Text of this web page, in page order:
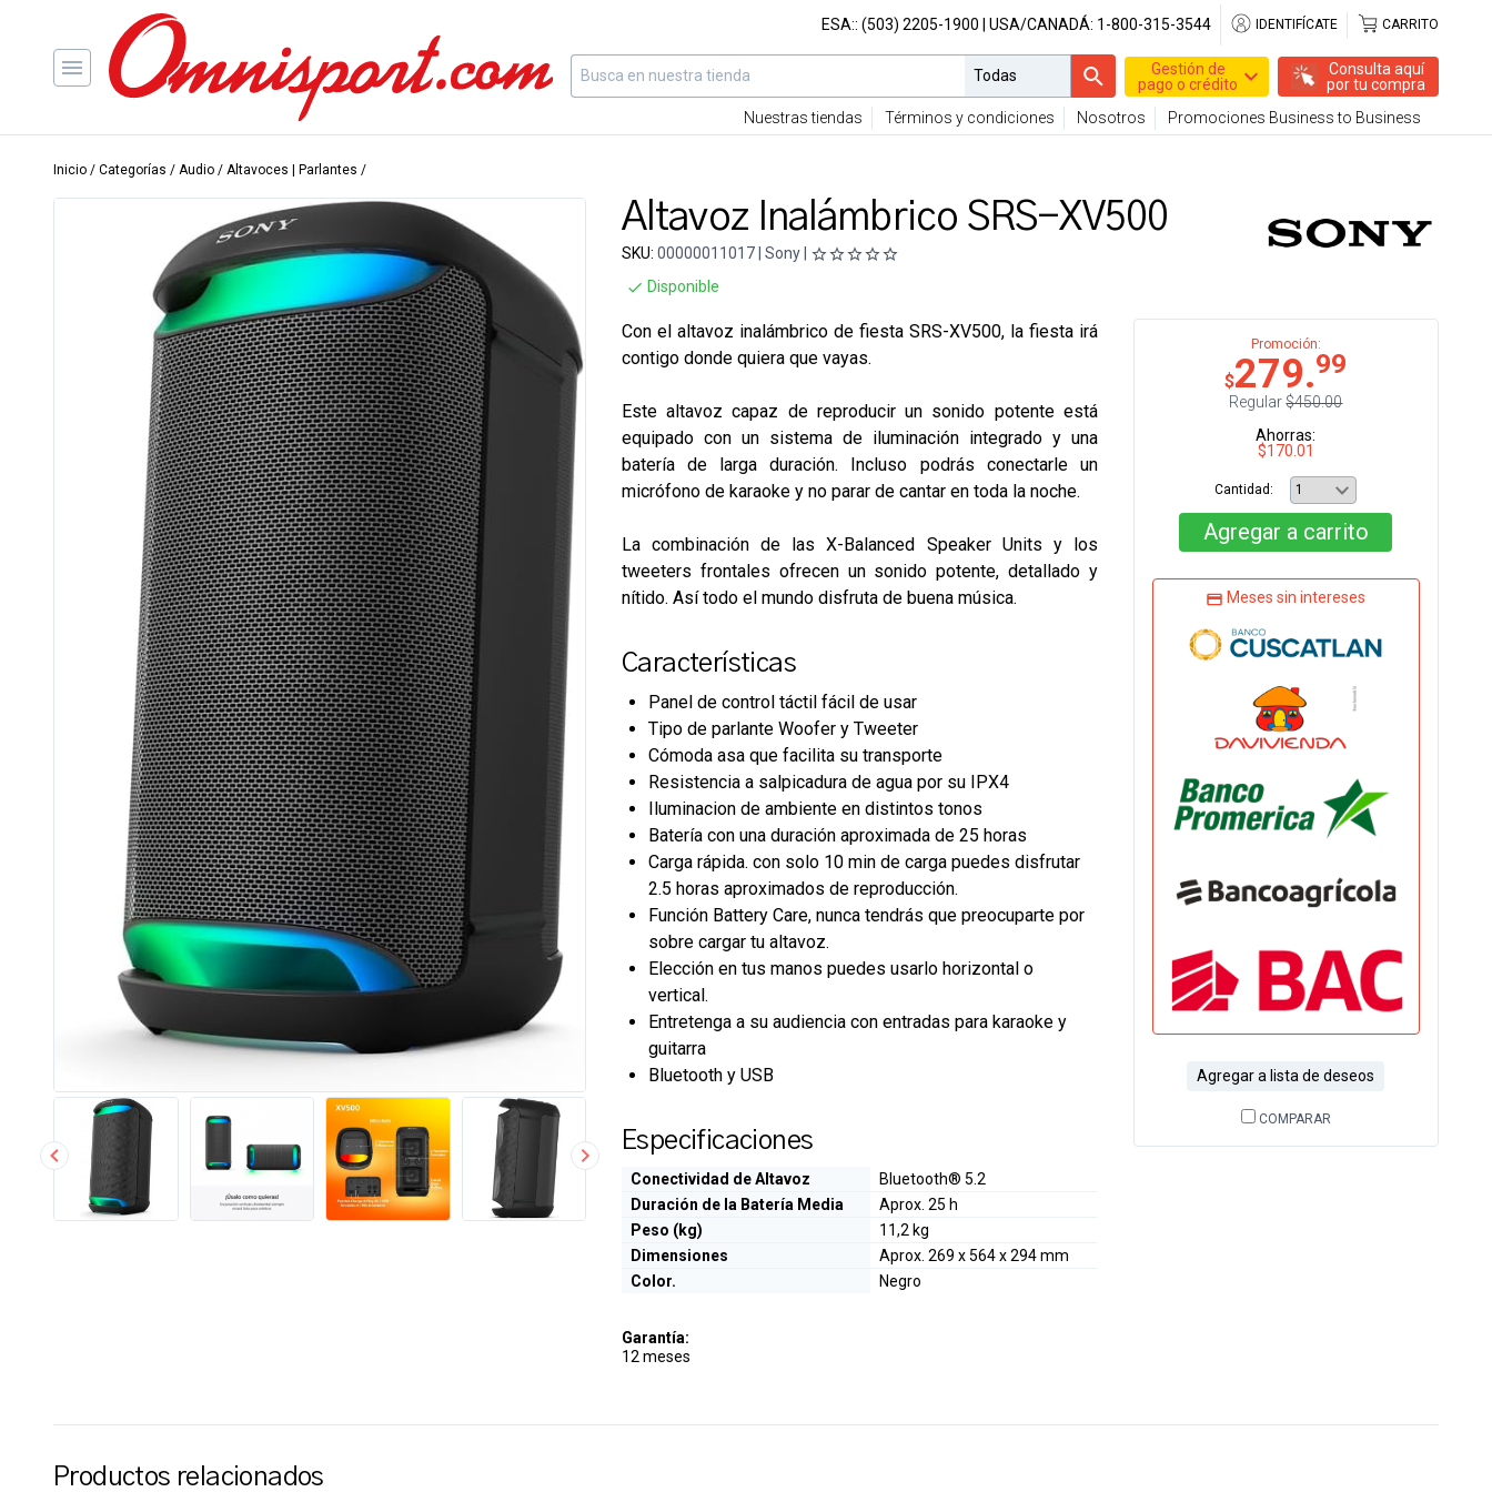
ESA:: (503) 2205-1900 | USA/CANADÁ: 1-800-315-3544 IDENTIFÍCATE CARRITO
Gestión de
pago o crédito
Consulta aquí
por tu compra
Nuestras tiendas
Términos y condiciones Nosotros Promociones Business to Business
Inicio / Categorías / Audio / Altavoces | Parlantes /
Altavoz Inalámbrico SRS-XV500
SKU: 00000011017 | Sony |
Disponible
Promoción:
$279.99
Regular$450.00
Ahorras:
$170.01
Cantidad:
Agregar a carrito
Meses sin intereses
Agregar a lista de deseos
COMPARAR
Con el altavoz inalámbrico de fiesta SRS-XV500, la fiesta irá
contigo donde quiera que vayas.
Este altavoz capaz de reproducir un sonido potente está
equipado con un sistema de iluminación integrado y una
batería de larga duración. Incluso podrás conectarle un
micrófono de karaoke y no parar de cantar en toda la noche.
La combinación de las X-Balanced Speaker Units y los
tweeters frontales ofrecen un sonido potente, detallado y
nítido. Así todo el mundo disfruta de buena música.
Características
Panel de control táctil fácil de usar
Tipo de parlante Woofer y Tweeter
Cómoda asa que facilita su transporte
Resistencia a salpicadura de agua por su IPX4
Iluminacion de ambiente en distintos tonos
Batería con una duración aproximada de 25 horas
Carga rápida. con solo 10 min de carga puedes disfrutar
2.5 horas aproximados de reproducción.
Función Battery Care, nunca tendrás que preocuparte por
sobre cargar tu altavoz.
Elección en tus manos puedes usarlo horizontal o
vertical.
Entretenga a su audiencia con entradas para karaoke y
guitarra
Bluetooth y USB
Especificaciones
Conectividad de Altavoz
Bluetooth® 5.2
Duración de la Batería Media
Aprox. 25 h
Peso (kg)
11,2 kg
Dimensiones
Aprox. 269 x 564 x 294 mm
Color.
Negro
Garantía:
12 meses
Productos relacionados